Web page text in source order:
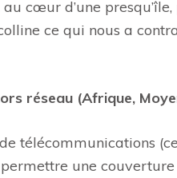
cœur d’une
ce qui nous a
réseau (Afrique,
télécommunications
une